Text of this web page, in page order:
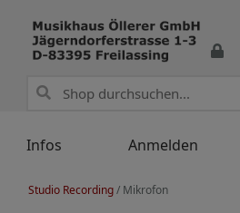
Infos Anmelden
Studio Recording/ Mikrofon